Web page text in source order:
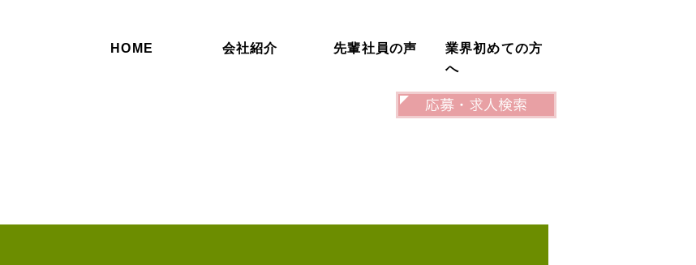
HOME 会社紹介 先輩社員の声
業界初めての方
へ